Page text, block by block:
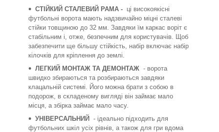
СТІЙКИЙ СТАЛЕВИЙ РАМА - ці високоякісні
футбольні ворота мають надзвичайно міцні сталеві
стійки товщиною до 32 мм. Завдяки їм каркас воріт є
стабільним і, отже, безпечним для користувачів. Щоб
забезпечити ще більшу стійкість, набір включає набір
кілочків для кріплення до землі.
ЛЕГКИЙ МОНТАЖ ТА ДЕМОНТАЖ - ворота
швидко збираються та розбираються завдяки
клацальній системі. Його можна брати з собою в
подорож, в складеному вигляді він займає мало
місця, а збірка займає мало часу.
УНІВЕРСАЛЬНИЙ
- ідеально підходить для
футбольних шкіл усіх рівнів, а також для гри вдома